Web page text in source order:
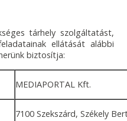
tárhely szolgáltatást,
ellátását alábbi
biztosítja:
MEDIAPORTAL Kft.
7100 Szekszárd, Székely